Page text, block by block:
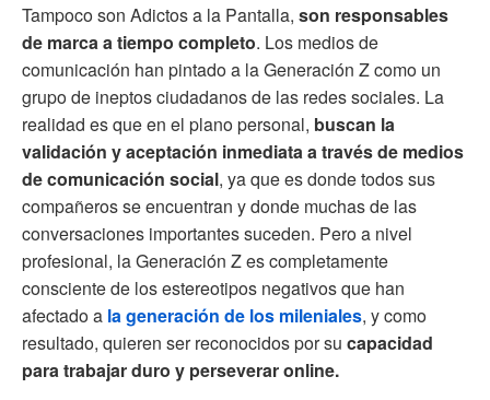
Tampoco son Adictos a la Pantalla, son responsables
de marca a tiempo completo. Los medios de
comunicación han pintado a la Generación Z como un
grupo de ineptos ciudadanos de las redes sociales. La
realidad es que en el plano personal, buscan la
validación y aceptación inmediata a través de medios
de comunicación social, ya que es donde todos sus
compañeros se encuentran y donde muchas de las
conversaciones importantes suceden. Pero a nivel
profesional, la Generación Z es completamente
consciente de los estereotipos negativos que han
afectado a la generación de los mileniales, y como
resultado, quieren ser reconocidos por su capacidad
para trabajar duro y perseverar online.